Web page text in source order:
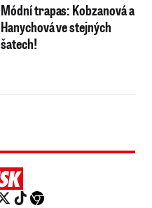
Módní trapas: Kobzanová a
Hanychová ve stejných
šatech!